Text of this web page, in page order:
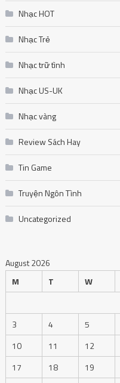
Nhạc HOT
Nhạc Trẻ
Nhạc trữ tình
Nhạc US-UK
Nhạc vàng
Review Sách Hay
Tin Game
Truyện Ngôn Tình
Uncategorized
August 2026
M
T W
3
4 5
10
11 12
17
18 19